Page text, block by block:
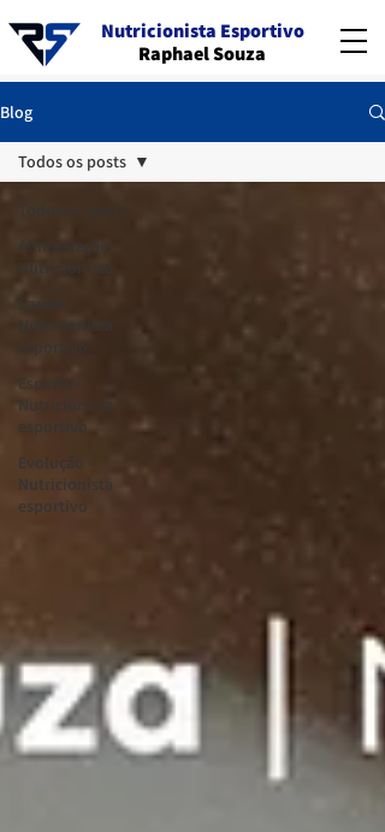
Nutricionista Esportivo
Raphael Souza
Blog
Alimentação -
Nutricionista
Saúde -
Nutricionista
esportivo
Esporte -
Nutricionista
esportivo
Evolução -
Nutricionista
esportivo
Todos os posts